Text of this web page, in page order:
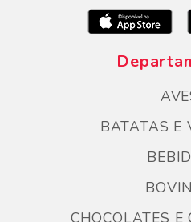
BATATAS E
CHOCOLATES E